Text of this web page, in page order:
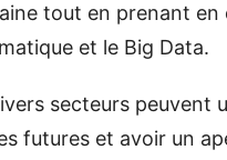
tout en prenant
et le Big Data.
secteurs peuvent
futures et avoir un